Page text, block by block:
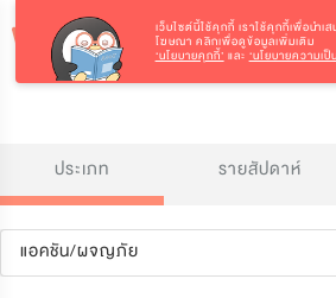
ประเภท รายสัปดาห์
แอคชัน/ผจญภัย
เว็บไซต์นี้ใช้คุกกี้ เราใช้คุกกี้เพื่อนำเ
โฆษณา คลิกเพื่อดูข้อมูลเพิ่มเติม
‘นโยบายคุกกี้’ และ ‘นโยบายความเ